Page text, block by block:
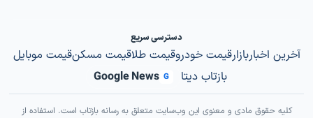
دسترسی سریع
آخرین اخباربازارقیمت خودروقیمت طلاقیمت مسکنقیمت موبایل
بازتاب دیتا
G
Google News
کلیه حقوق مادی و معنوی این وب‌سایت متعلق به رسانه بازتاب است. استفاده از